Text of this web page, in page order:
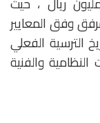
وفق المعايير
الترسية الفعلي
والفنية